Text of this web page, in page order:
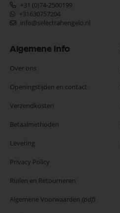
+31 (0)74-2500199
+31630757204
info@selectrahengelo.nl
Algemene Info
Over ons
Openingstijden en contact
Verzendkosten
Betaalmethoden
Levering
Privacy Policy
Ruilen en Retourneren
Algemene Voorwaarden (pdf)